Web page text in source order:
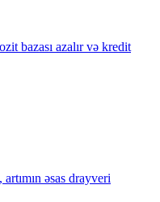
bazası azalır və kredit
əsas drayveri